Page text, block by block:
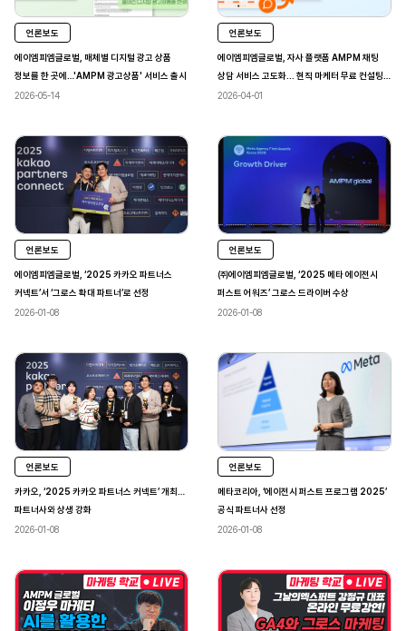
언론보도
에이엠피엠글로벌, 매체별 디지털 광고 상품
정보를 한 곳에…'AMPM 광고상품' 서비스 출시
2026-05-14
언론보도
에이엠피엠글로벌, 자사 플랫폼 AMPM 채팅
상담 서비스 고도화... 현직 마케터 무료 컨설팅
실시
2026-04-01
언론보도
에이엠피엠글로벌, ‘2025 카카오 파트너스
커넥트’서 ‘그로스 확대 파트너’로 선정
2026-01-08
언론보도
㈜에이엠피엠글로벌, ‘2025 메타 에이전시
퍼스트 어워즈’ 그로스 드라이버 수상
2026-01-08
언론보도
카카오, ‘2025 카카오 파트너스 커넥트’ 개최…
파트너사와 상생 강화
2026-01-08
언론보도
메타코리아, ‘에이전시 퍼스트 프로그램 2025’
공식 파트너사 선정
2026-01-08